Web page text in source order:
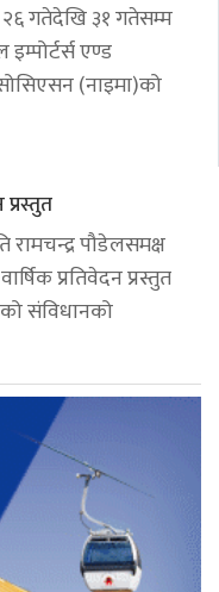
गतेदेखि ३१ गतेसम्म
एण्ड
(नाइमा)को
रामचन्द्र पौडेलसमक्ष
प्रतिवेदन प्रस्तुत
संविधानको